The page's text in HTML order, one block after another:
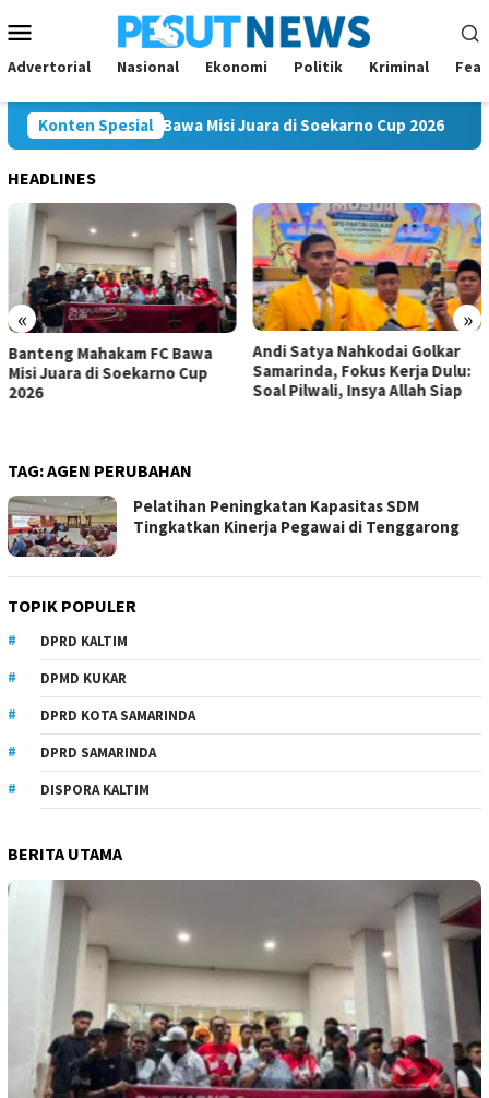
ke
kontenMobile
Advertorial Nasional Ekonomi Politik Kriminal
Konten Spesial
Mahakam FC Bawa Misi Juara di Soekarno Cup 2026
HEADLINES
« »
Banteng Mahakam FC Bawa
Misi Juara di Soekarno Cup
2026
Andi Satya Nahkodai Golkar
Samarinda, Fokus Kerja Dulu:
Soal Pilwali, Insya Allah Siap
TAG:AGEN PERUBAHAN
Pelatihan Peningkatan Kapasitas SDM
Tingkatkan Kinerja Pegawai di Tenggarong
TOPIK POPULER
DPRD KALTIM
DPMD KUKAR
DPRD KOTA SAMARINDA
DPRD SAMARINDA
DISPORA KALTIM
BERITA UTAMA